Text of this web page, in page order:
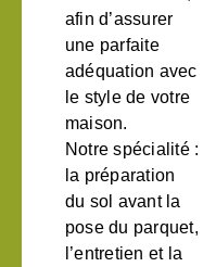
afin d’assurer
une parfaite
adéquation avec
le style de votre
maison.
Notre spécialité :
la préparation
du sol avant la
pose du parquet,
l’entretien et la